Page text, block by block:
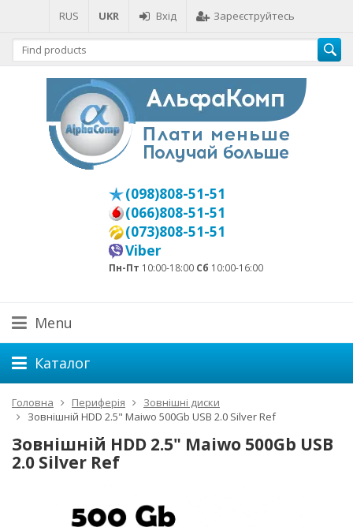
RUS UKR Вхід Зареєструйтесь
(098)808-51-51
(066)808-51-51
(073)808-51-51
Viber
Пн-Пт 10:00-18:00 Сб 10:00-16:00
Menu
Каталог
Головна Периферія
Зовнішні диски
Зовнішній HDD 2.5" Maiwo 500Gb USB 2.0 Silver Ref
Зовнішній HDD 2.5" Maiwo 500Gb USB
2.0 Silver Ref